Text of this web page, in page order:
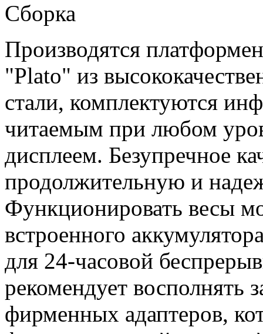
Сборка
Производятся
"Plato" из
стали, комплектуются
читаемым при любом
дисплеем. Безупречное
продолжительную и
Функционировать весы
встроенного
для 24-часовой
рекомендует восполнять
фирменных адаптеров,